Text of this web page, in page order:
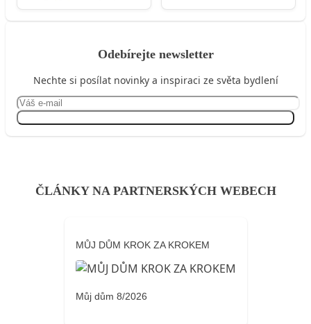
Odebírejte newsletter
Nechte si posílat novinky a inspiraci ze světa bydlení
ČLÁNKY NA PARTNERSKÝCH WEBECH
MŮJ DŮM KROK ZA KROKEM
Můj dům 8/2026